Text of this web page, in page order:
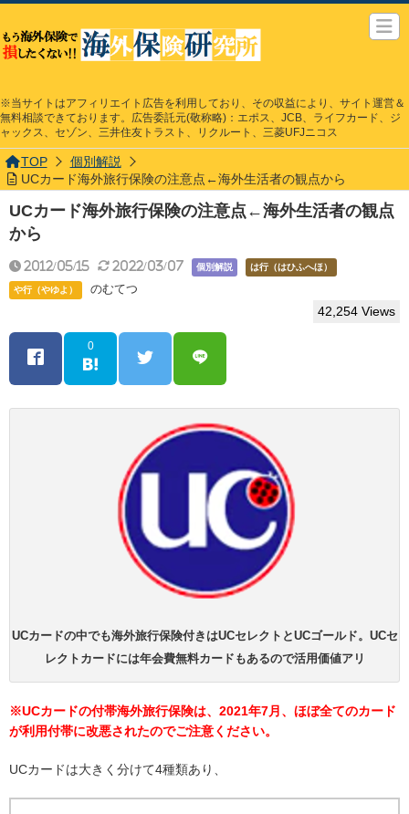
※当サイトはアフィリエイト広告を利用しており、その収益により、サイト運営＆
無料相談できております。広告委託元(敬称略)：エポス、JCB、ライフカード、ジ
ャックス、セゾン、三井住友トラスト、リクルート、三菱UFJニコス
TOP
個別解説
UCカード海外旅行保険の注意点←海外生活者の観点から
UCカード海外旅行保険の注意点←海外生活者の観点
から
2012/05/15 2022/03/07 個別解説 は行（はひふへほ）
や行（やゆよ） のむてつ
42,254 Views
0
UCカードの中でも海外旅行保険付きはUCセレクトとUCゴールド。UCセ
レクトカードには年会費無料カードもあるので活用価値アリ
※UCカードの付帯海外旅行保険は、2021年7月、ほぼ全てのカード
が利用付帯に改悪されたのでご注意ください。
UCカードは大きく分けて4種類あり、